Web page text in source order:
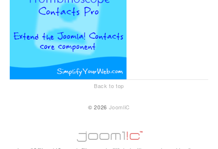
Back to top
© 2026 JoomliC